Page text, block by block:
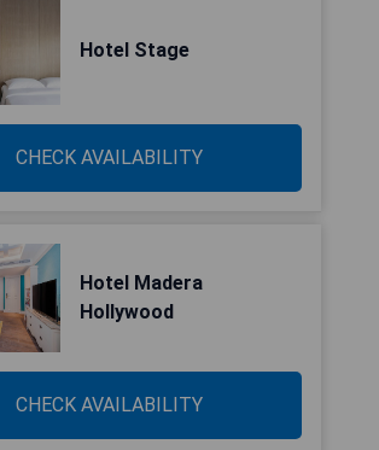
Hotel Stage
CHECK AVAILABILITY
Hotel Madera
Hollywood
CHECK AVAILABILITY